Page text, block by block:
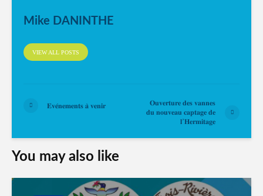
Mike DANINTHE
VIEW ALL POSTS
𝐄𝐯𝐞́𝐧𝐞𝐦𝐞𝐧𝐭𝐬 𝐚̀ 𝐯𝐞𝐧𝐢𝐫
𝐎𝐮𝐯𝐞𝐫𝐭𝐮𝐫𝐞 𝐝𝐞𝐬 𝐯𝐚𝐧𝐧𝐞𝐬
𝐝𝐮 𝐧𝐨𝐮𝐯𝐞𝐚𝐮 𝐜𝐚𝐩𝐭𝐚𝐠𝐞 𝐝𝐞
𝐥’𝐇𝐞𝐫𝐦𝐢𝐭𝐚𝐠𝐞
You may also like